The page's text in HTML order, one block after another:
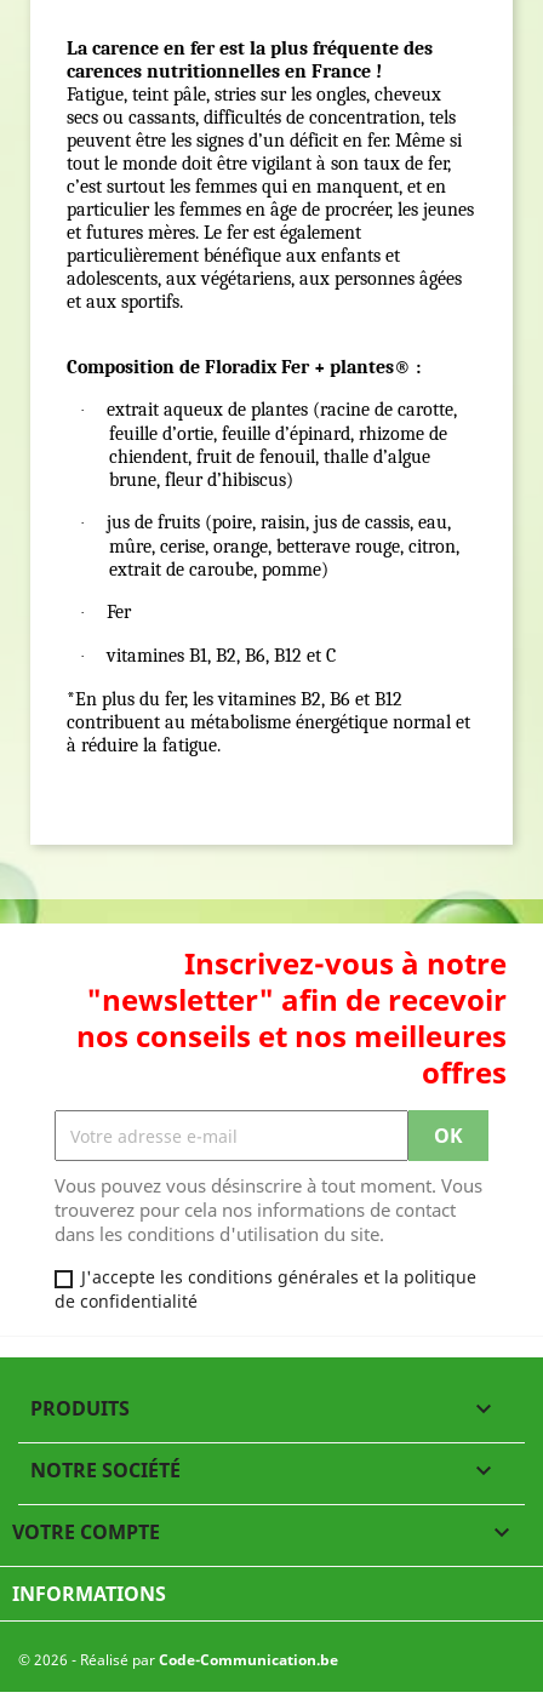
La carence en fer est la plus fréquente des
carences nutritionnelles en France !
Fatigue, teint pâle, stries sur les ongles, cheveux
secs ou cassants, difficultés de concentration, tels
peuvent être les signes d’un déficit en fer. Même si
tout le monde doit être vigilant à son taux de fer,
c’est surtout les femmes qui en manquent, et en
particulier les femmes en âge de procréer, les jeunes
et futures mères. Le fer est également
particulièrement bénéfique aux enfants et
adolescents, aux végétariens, aux personnes âgées
et aux sportifs.
Composition de Floradix Fer + plantes® :
·
extrait aqueux de plantes (racine de carotte,
feuille d’ortie, feuille d’épinard, rhizome de
chiendent, fruit de fenouil, thalle d’algue
brune, fleur d’hibiscus)
·
jus de fruits (poire, raisin, jus de cassis, eau,
mûre, cerise, orange, betterave rouge, citron,
extrait de caroube, pomme)
· Fer
·
vitamines B1, B2, B6, B12 et C
*En plus du fer, les vitamines B2, B6 et B12
contribuent au métabolisme énergétique normal et
à réduire la fatigue.
Inscrivez-vous à notre
"newsletter" afin de recevoir
nos conseils et nos meilleures
offres
Vous pouvez vous désinscrire à tout moment. Vous
trouverez pour cela nos informations de contact
dans les conditions d'utilisation du site.
J'accepte les conditions générales et la politique
de confidentialité
PRODUITS 
NOTRE SOCIÉTÉ 
VOTRE COMPTE 
INFORMATIONS
© 2026 - Réalisé parCode-Communication.be